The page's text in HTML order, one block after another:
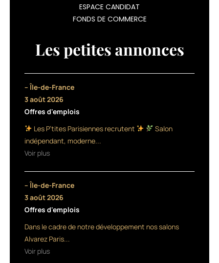
l’Espace
Clacquesin,
Malakoff,
parisienne,
dernier,
Antonio
Corral
l’ambassadeur
international
ESPACE CANDIDAT
FONDS DE COMMERCE
Les petites annonces
– Île-de-France
3 août 2026
Offres d'emplois
Les P’tites Parisiennes recrutent
Salon
indépendant, moderne...
Voir plus
– Île-de-France
3 août 2026
Offres d'emplois
Dans le cadre de notre développement nos salons
Alvarez Paris...
Voir plus